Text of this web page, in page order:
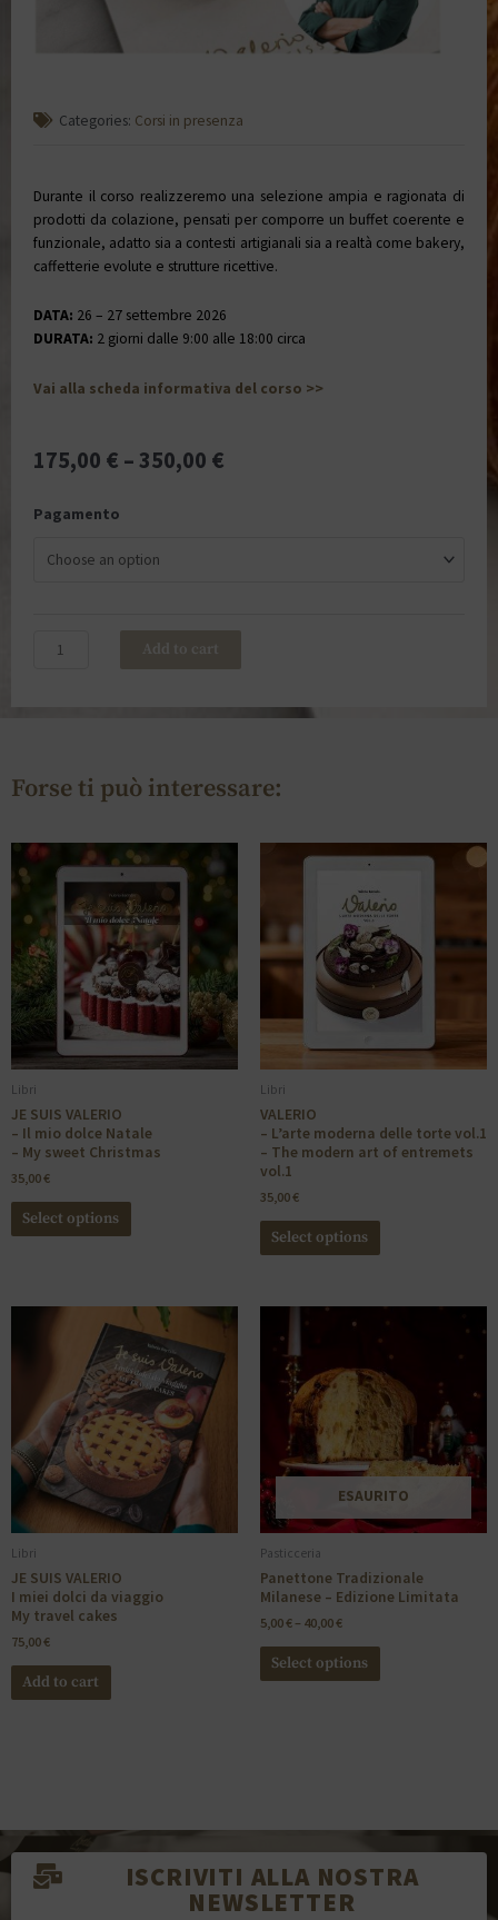
Categories: Corsi in presenza
Durante il corso realizzeremo una selezione ampia e ragionata di
prodotti da colazione, pensati per comporre un buffet coerente e
funzionale, adatto sia a contesti artigianali sia a realtà come bakery,
caffetterie evolute e strutture ricettive.
DATA: 26 – 27 settembre 2026
DURATA: 2 giorni dalle 9:00 alle 18:00 circa
Vai alla scheda informativa del corso >>
175,00 € –350,00 €
Pagamento
Add to cart
Forse ti può interessare:
Libri
JE SUIS VALERIO
– Il mio dolce Natale
– My sweet Christmas
35,00€
Select options
Libri
VALERIO
– L’arte moderna delle torte vol.1
– The modern art of entremets
vol.1
35,00€
Select options
Libri
JE SUIS VALERIO
I miei dolci da viaggio
My travel cakes
75,00€
Add to cart
ESAURITO
Pasticceria
Panettone Tradizionale
Milanese – Edizione Limitata
5,00€ – 40,00€
Select options
ISCRIVITI ALLA NOSTRA
NEWSLETTER